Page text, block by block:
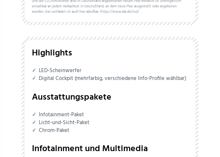
und die CO₂-Emissionen aller in Deutschland angebotenen neuen Pkw-Modelle ist unentgeltlich
einsehbar an jedem Verkaufsort in Deutschland, an dem neue Pkw ausgestellt oder angeboten
werden. Der Leitfaden ist auch hier abrufbar: https://www.dat.de/co2/
Highlights
LED-Scheinwerfer
Digital Cockpit (mehrfarbig, verschiedene Info-Profile wählbar)
Ausstattungspakete
Infotainment-Paket
Licht-und-Sicht-Paket
Chrom-Paket
Infotainment und Multimedia